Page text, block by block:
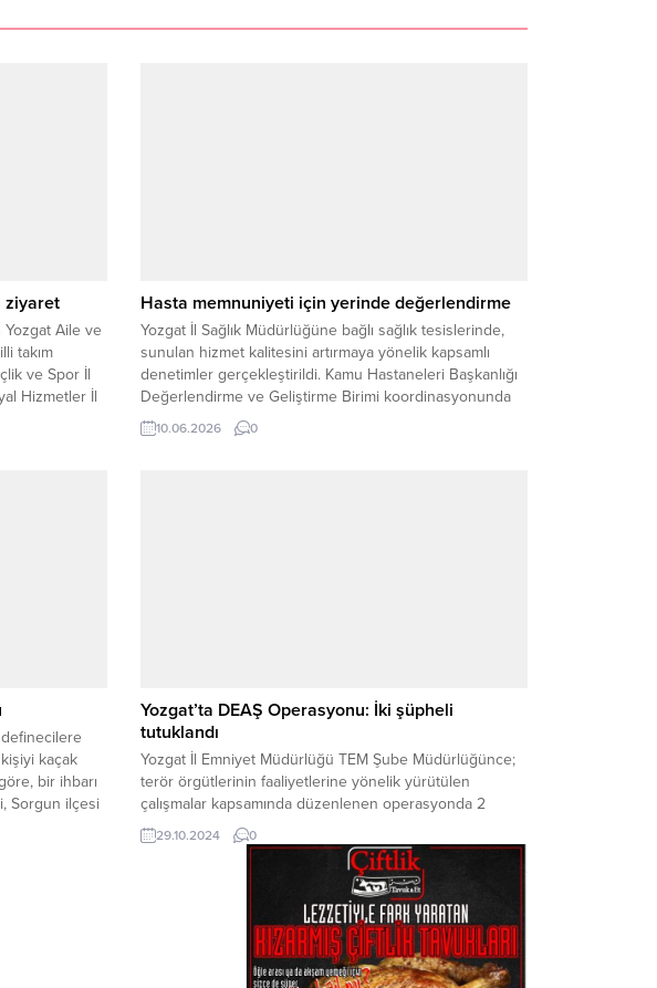
ziyaret
Yozgat Aile ve
takım
ve Spor İl
Hizmetler İl
ettiler.
Hasta memnuniyeti için yerinde değerlendirme
Yozgat İl Sağlık Müdürlüğüne bağlı sağlık tesislerinde,
sunulan hizmet kalitesini artırmaya yönelik kapsamlı
denetimler gerçekleştirildi. Kamu Hastaneleri Başkanlığı
Değerlendirme ve Geliştirme Birimi koordinasyonunda
yürütülen çalışmalar kapsamında hastaneler, Sağlıkta
Kalite ve Değerlendirme Standartları çerçevesinde
10.06.2026 0
definecilere
kaçak
bir ihbarı
Sorgun ilçesi
kaçak
kısa süre
Yozgat’ta DEAŞ Operasyonu: İki şüpheli
tutuklandı
Yozgat İl Emniyet Müdürlüğü TEM Şube Müdürlüğünce;
terör örgütlerinin faaliyetlerine yönelik yürütülen
çalışmalar kapsamında düzenlenen operasyonda 2
DEAŞ şüphelisi yakalanarak gözaltına alındı. Şüpheliler
çıkarıldıkları mahkeme tarafından tutuklanarak cezaevine
29.10.2024 0